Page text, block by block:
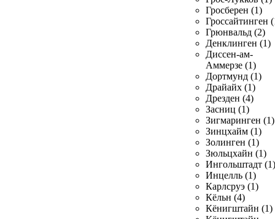
Гросберен (1)
Гроссайтинген
Грюнвальд (2)
Денклинген (1)
Диссен-ам-
Аммерзе (1)
Дортмунд (1)
Драйайх (1)
Дрезден (4)
Засниц (1)
Зигмаринген (1)
Зинцхайм (1)
Золинген (1)
Зюльцхайн (1)
Ингольштадт (1)
Инцелль (1)
Карлсруэ (1)
Кёльн (4)
Кёнигштайн (1)